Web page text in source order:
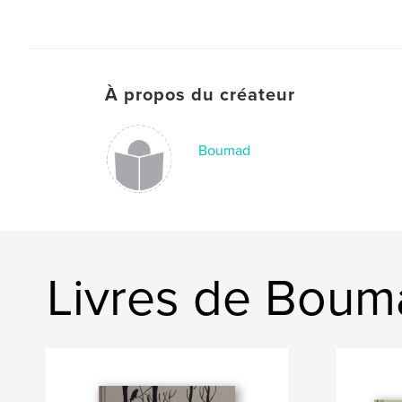
À propos du créateur
Boumad
Livres de